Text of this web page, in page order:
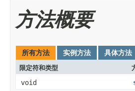
方法概要
所有方法 实例方法 具体方法
限定符和类型
void